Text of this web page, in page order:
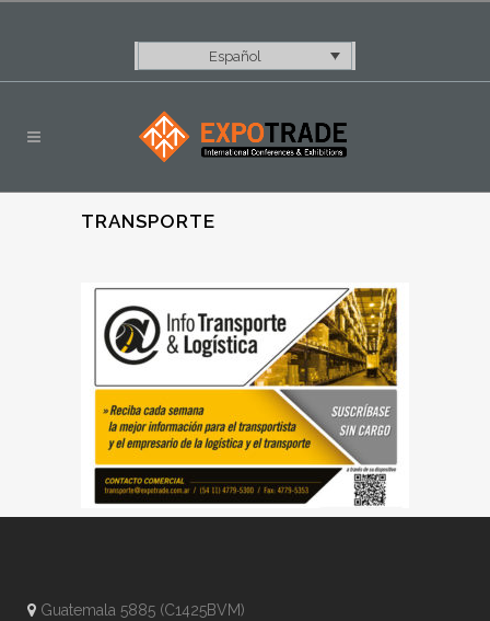
Español
TRANSPORTE
Guatemala 5885 (C1425BVM)